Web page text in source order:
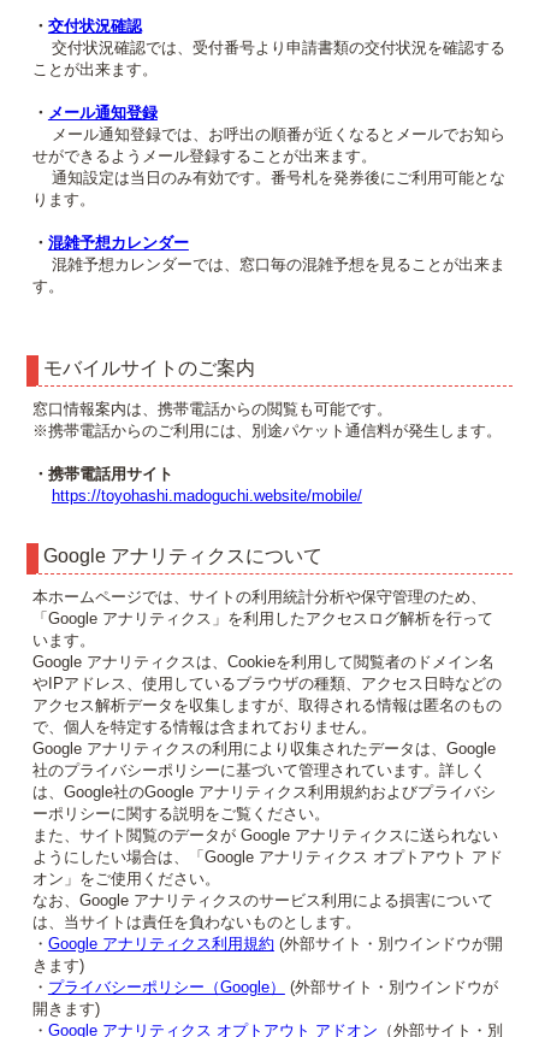
・ 交付状況確認
交付状況確認では、受付番号より申請書類の交付状況を確認する
ことが出来ます。
・ メール通知登録
メール通知登録では、お呼出の順番が近くなるとメールでお知ら
せができるようメール登録することが出来ます。
通知設定は当日のみ有効です。番号札を発券後にご利用可能とな
ります。
・ 混雑予想カレンダー
混雑予想カレンダーでは、窓口毎の混雑予想を見ることが出来ま
す。
モバイルサイトのご案内
窓口情報案内は、携帯電話からの閲覧も可能です。
※携帯電話からのご利用には、別途パケット通信料が発生します。
・携帯電話用サイト
https://toyohashi.madoguchi.website/mobile/
Google アナリティクスについて
本ホームページでは、サイトの利用統計分析や保守管理のため、
「Google アナリティクス」を利用したアクセスログ解析を行って
います。
Google アナリティクスは、Cookieを利用して閲覧者のドメイン名
やIPアドレス、使用しているブラウザの種類、アクセス日時などの
アクセス解析データを収集しますが、取得される情報は匿名のもの
で、個人を特定する情報は含まれておりません。
Google アナリティクスの利用により収集されたデータは、Google
社のプライバシーポリシーに基づいて管理されています。詳しく
は、Google社のGoogle アナリティクス利用規約およびプライバシ
ーポリシーに関する説明をご覧ください。
また、サイト閲覧のデータが Google アナリティクスに送られない
ようにしたい場合は、「Google アナリティクス オプトアウト アド
オン」をご使用ください。
なお、Google アナリティクスのサービス利用による損害について
は、当サイトは責任を負わないものとします。
・ Google アナリティクス利用規約 (外部サイト・別ウインドウが開
きます)
・ プライバシーポリシー（Google）
(外部サイト・別ウインドウが
開きます)
・ Google アナリティクス オプトアウト アドオン （外部サイト・別